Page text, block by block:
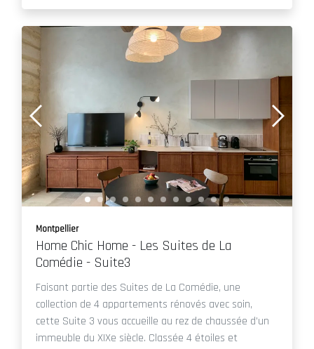
Montpellier
Home Chic Home - Les Suites de La
Comédie - Suite3
Faisant partie des Suites de La Comédie, une
collection de 4 appartements rénovés avec soin,
cette Suite 3 vous accueille au rez de chaussée d’un
immeuble du XIXe siècle. Classée 4 étoiles et